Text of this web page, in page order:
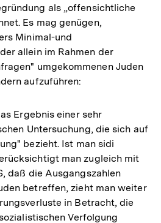
als „offensichtliche
Es mag genügen,
Minimal-und
allein im Rahmen der
umgekommenen Juden
aufzuführen:
Ergebnis einer sehr
Untersuchung, die sich auf
bezieht. Ist man sidi
man zugleich mit
daß die Ausgangszahlen
betreffen, zieht man weiter
in Betracht, die
Verfolgung